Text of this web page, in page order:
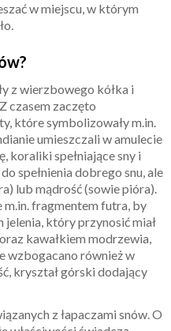
w miejscu, w którym
z wierzbowego kółka i
czasem zaczęto
które symbolizowały m.in.
umieszczali w amulecie
koraliki spełniające sny i
spełnienia dobrego snu, ale
lub mądrość (sowie pióra).
m.in. fragmentem futra, by
jelenia, który przynosić miał
kawałkiem modrzewia,
wzbogacano również w
kryształ górski dodający
z łapaczami snów. O